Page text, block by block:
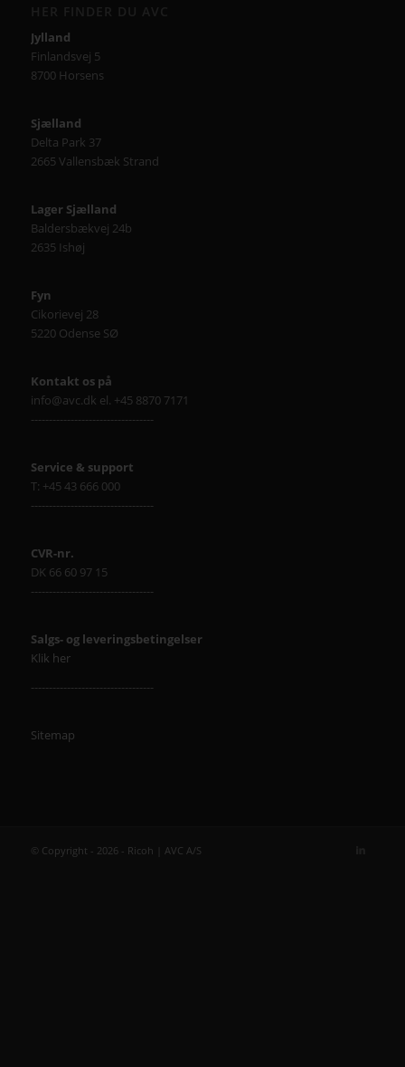
Jylland
Finlandsvej 5
8700 Horsens
Sjælland
Delta Park 37
2665 Vallensbæk Strand
Lager Sjælland
Baldersbækvej 24b
2635 Ishøj
Fyn
Cikorievej 28
5220 Odense SØ
Kontakt os på
info@avc.dk el. +45 8870 7171
----------------------------------
Service & support
T: +45 43 666 000
----------------------------------
CVR-nr.
DK 66 60 97 15
----------------------------------
Salgs- og leveringsbetingelser
Klik her
----------------------------------
Sitemap
© Copyright - 2026 - Ricoh | AVC A/S